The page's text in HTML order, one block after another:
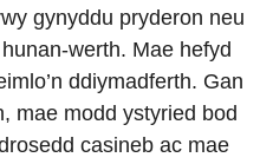
gynyddu pryderon neu
werth. Mae hefyd
ddiymadferth. Gan
mae modd ystyried bod
casineb ac mae